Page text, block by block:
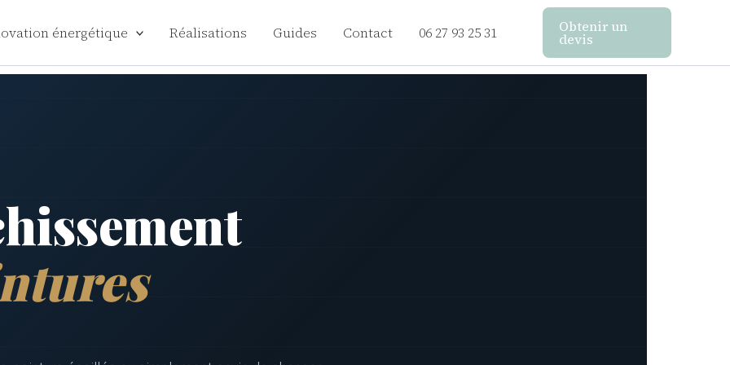
énergétique Réalisations Guides Contact 06 27 93 25 31 Obtenir un
devis